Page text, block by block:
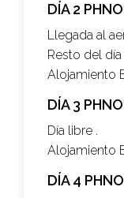
DÍA 2
Llegada al
Resto del día
Alojamiento
DÍA 3
Día libre .
Alojamiento
DÍA 4